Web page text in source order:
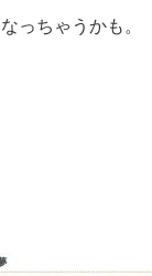
っちゃうかも。